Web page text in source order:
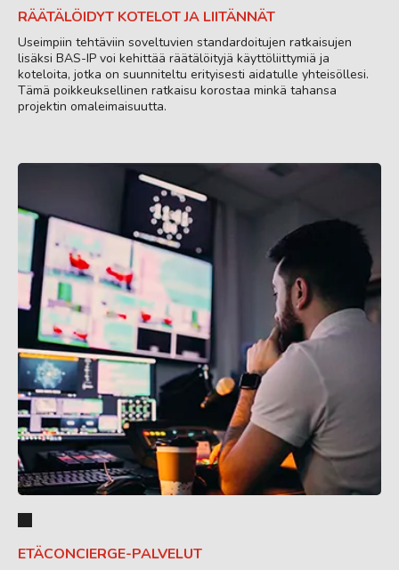
RÄÄTÄLÖIDYT KOTELOT JA LIITÄNNÄT
Useimpiin tehtäviin soveltuvien standardoitujen ratkaisujen
lisäksi BAS-IP voi kehittää räätälöityjä käyttöliittymiä ja
koteloita, jotka on suunniteltu erityisesti aidatulle yhteisöllesi.
Tämä poikkeuksellinen ratkaisu korostaa minkä tahansa
projektin omaleimaisuutta.
ETÄCONCIERGE-PALVELUT